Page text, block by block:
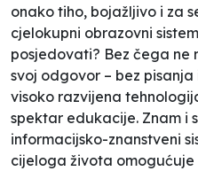
onako tiho, bojažljivo i za
cjelokupni obrazovni
posjedovati? Bez čega ne
svoj odgovor – bez
visoko razvijena
spektar edukacije. Znam i
informacijsko-znanstveni
cijeloga života